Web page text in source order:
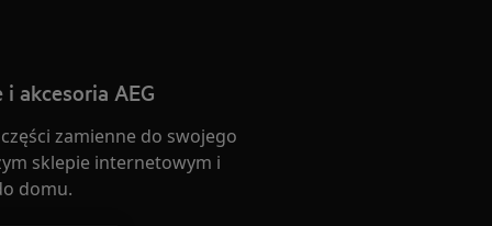
i akcesoria AEG
zamienne do swojego
sklepie internetowym i
domu.